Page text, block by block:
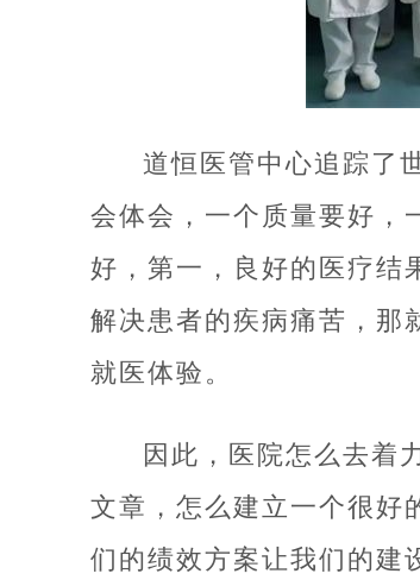
道恒医管中心追踪了
会体会，一个质量要好，
好，第一，良好的医疗结
解决患者的疾病痛苦，那
就医体验。
因此，医院怎么去着
文章，怎么建立一个很好
们的绩效方案让我们的建